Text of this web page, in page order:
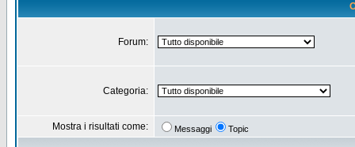
Forum:
Categoria:
Mostra i risultati come: Messaggi Topic